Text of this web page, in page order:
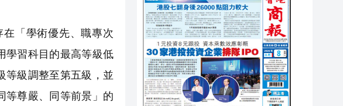
「學術優先、職專次
學習科目的最高等級低
等級調整至第五級，並
等尊嚴、同等前景」的